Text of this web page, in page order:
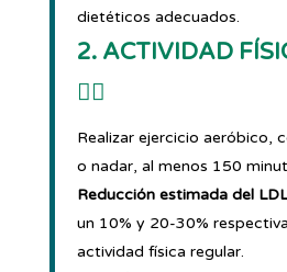
dietéticos adecuados.
2. ACTIVIDAD
🏃‍♀️
Realizar ejercicio aeróbico,
o nadar, al menos 150
Reducción estimada del
un 10% y 20-30%
actividad física regular.